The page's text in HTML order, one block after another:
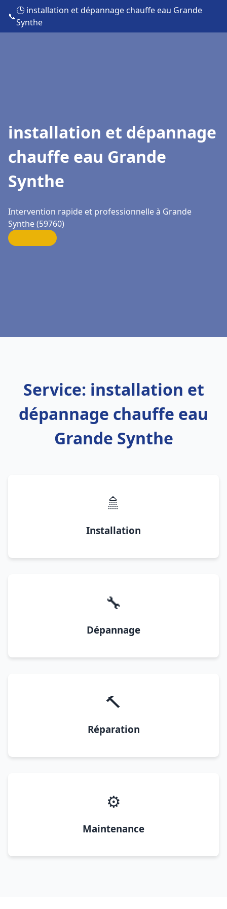
📞
🕒 installation et dépannage chauffe eau Grande
Synthe
installation et dépannage
chauffe eau Grande
Synthe
Intervention rapide et professionnelle à Grande
Synthe (59760)
Service: installation et
dépannage chauffe eau
Grande Synthe
🚿
Installation
🔧
Dépannage
🔨
Réparation
⚙️
Maintenance